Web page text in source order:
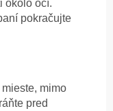
okolo očí.
pokračujte
mimo
pred